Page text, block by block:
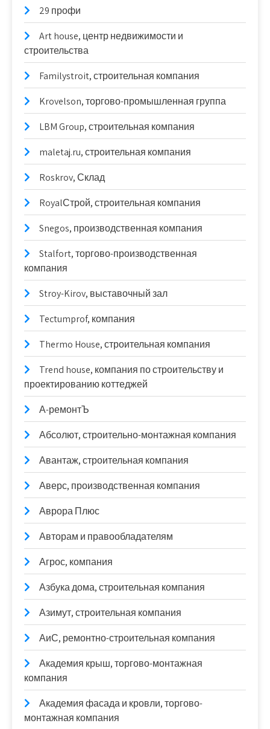
29 профи
Art house, центр недвижимости и
строительства
Familystroit, строительная компания
Krovelson, торгово-промышленная группа
LBM Group, строительная компания
maletaj.ru, строительная компания
Roskrov, Склад
RoyalСтрой, строительная компания
Snegos, производственная компания
Stalfort, торгово-производственная
компания
Stroy-Kirov, выставочный зал
Tectumprof, компания
Thermo House, строительная компания
Trend house, компания по строительству и
проектированию коттеджей
А-ремонтЪ
Абсолют, строительно-монтажная компания
Авантаж, строительная компания
Аверс, производственная компания
Аврора Плюс
Авторам и правообладателям
Агрос, компания
Азбука дома, строительная компания
Азимут, строительная компания
АиС, ремонтно-строительная компания
Академия крыш, торгово-монтажная
компания
Академия фасада и кровли, торгово-
монтажная компания